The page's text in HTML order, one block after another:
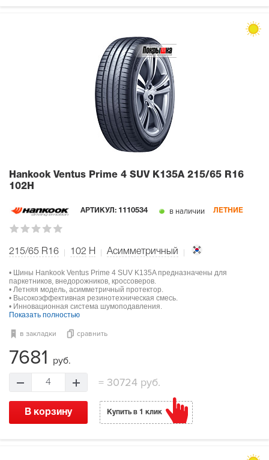
Hankook Ventus Prime 4 SUV K135A 215/65 R16
102H
АРТИКУЛ: 1110534 в наличии ЛЕТНИЕ
215/65 R16 102 H Асимметричный
• Шины Hankook Ventus Prime 4 SUV K135A предназначены для
паркетников, внедорожников, кроссоверов.
• Летняя модель, асимметричный протектор.
• Высокоэффективная резинотехническая смесь.
• Инновационная система шумоподавления.
Показать полностью
в закладки сравнить
7681 руб.
4 = 30724 руб.
В корзину Купить в 1 клик